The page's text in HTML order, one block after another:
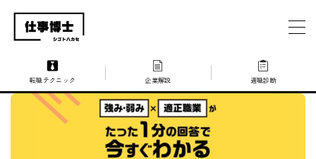
仕事博士とは？
転職テクニック 企業解説 適職診断